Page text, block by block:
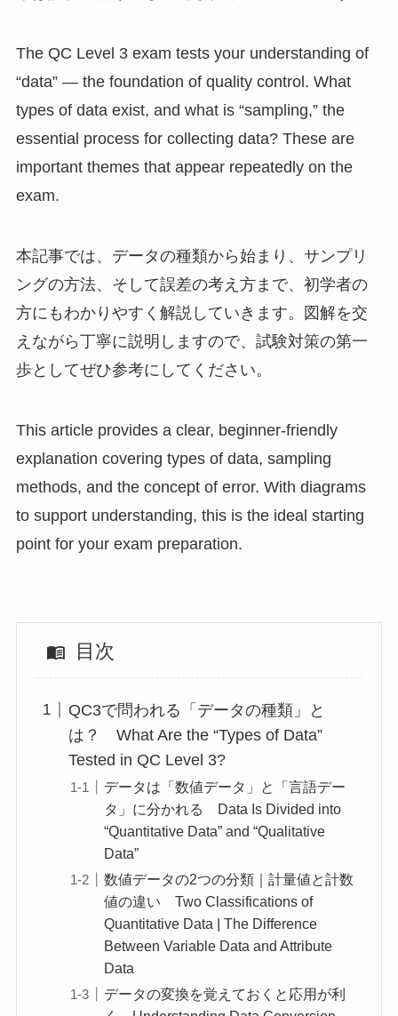
The QC Level 3 exam tests your understanding of
“data” — the foundation of quality control. What
types of data exist, and what is “sampling,” the
essential process for collecting data? These are
important themes that appear repeatedly on the
exam.
本記事では、データの種類から始まり、サンプリ
ングの方法、そして誤差の考え方まで、初学者の
方にもわかりやすく解説していきます。図解を交
えながら丁寧に説明しますので、試験対策の第一
歩としてぜひ参考にしてください。
This article provides a clear, beginner-friendly
explanation covering types of data, sampling
methods, and the concept of error. With diagrams
to support understanding, this is the ideal starting
point for your exam preparation.
目次
QC3で問われる「データの種類」と
は？ What Are the “Types of Data”
Tested in QC Level 3?
データは「数値データ」と「言語デー
タ」に分かれる Data Is Divided into
“Quantitative Data” and “Qualitative
Data”
数値データの2つの分類｜計量値と計数
値の違い Two Classifications of
Quantitative Data | The Difference
Between Variable Data and Attribute
Data
データの変換を覚えておくと応用が利